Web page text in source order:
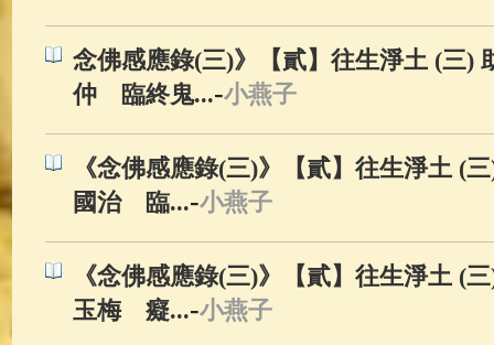
念佛感應錄(三)》【貳】往生淨土 (三)
仲 臨終鬼...-小燕子
《念佛感應錄(三)》【貳】往生淨土 (
國治 臨...-小燕子
《念佛感應錄(三)》【貳】往生淨土 (
玉梅 癡...-小燕子